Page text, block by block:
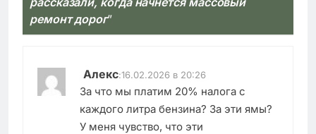
ремонт дорог”
Алекс:16.02.2026 в 20:26
За что мы платим 20% налога с
каждого литра бензина? За эти ямы?
У меня чувство, что эти